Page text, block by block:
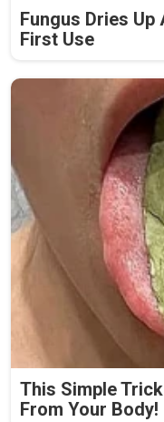
Fungus Dries
First Use
This Simple
From Your Body!